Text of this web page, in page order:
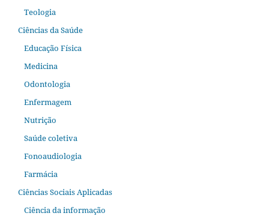
Teologia
Ciências da Saúde
Educação Física
Medicina
Odontologia
Enfermagem
Nutrição
Saúde coletiva
Fonoaudiologia
Farmácia
Ciências Sociais Aplicadas
Ciência da informação